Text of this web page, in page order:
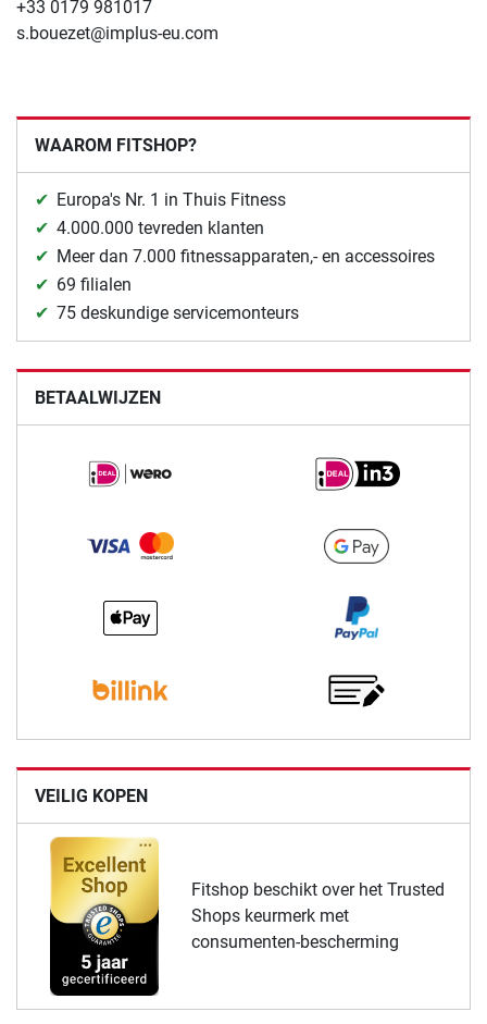
+33 0179 981017
s.bouezet@implus-eu.com
WAAROM FITSHOP?
Europa's Nr. 1 in Thuis Fitness
4.000.000 tevreden klanten
Meer dan 7.000 fitnessapparaten,- en accessoires
69 filialen
75 deskundige servicemonteurs
BETAALWIJZEN
VEILIG KOPEN
Fitshop beschikt over het Trusted
Shops keurmerk met
consumenten-bescherming